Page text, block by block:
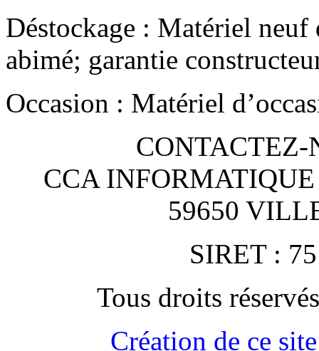
Déstockage : Matériel neuf
abimé; garantie
Occasion : Matériel
CONTACTEZ-
CCA
59650
SIRET :
Tous droits
Création de ce